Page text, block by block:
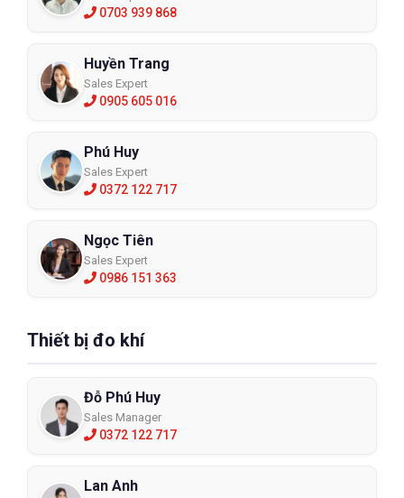
0703 939 868
Huyền Trang
Sales Expert
0905 605 016
Phú Huy
Sales Expert
0372 122 717
Ngọc Tiên
Sales Expert
0986 151 363
Thiết bị đo khí
Đỗ Phú Huy
Sales Manager
0372 122 717
Lan Anh